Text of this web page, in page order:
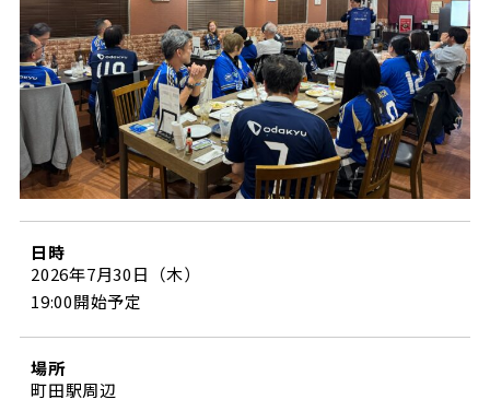
日時
2026年7月30日（木）
19:00開始予定
場所
町田駅周辺